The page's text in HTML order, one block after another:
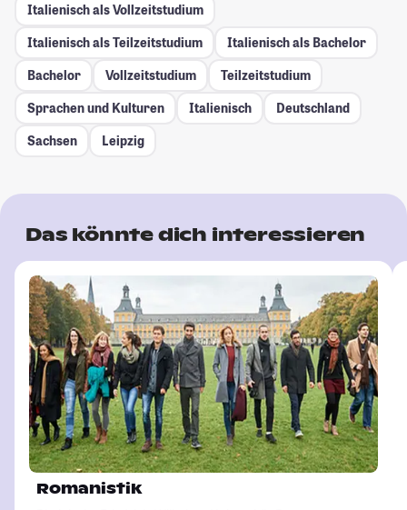
Italienisch als Vollzeitstudium
Italienisch als Teilzeitstudium
Italienisch als Bachelor
Bachelor
Vollzeitstudium
Teilzeitstudium
Sprachen und Kulturen
Italienisch
Deutschland
Sachsen
Leipzig
Das könnte dich interessieren
Romanistik